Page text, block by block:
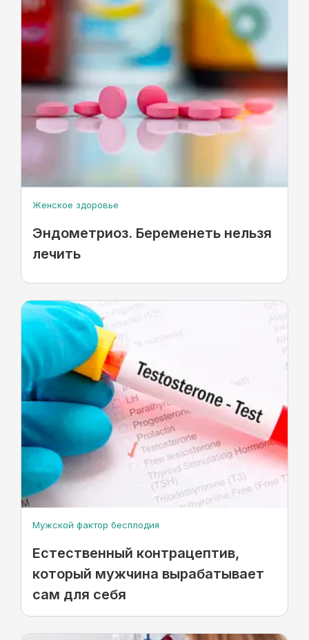
Женское здоровье
Эндометриоз. Беременеть нельзя
лечить
Мужской фактор бесплодия
Естественный контрацептив,
который мужчина вырабатывает
сам для себя